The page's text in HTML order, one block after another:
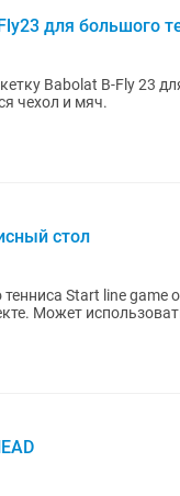
для большого
23 для девочек: - Длина: 23 дюйма -
чехол и мяч.
стол
line game outdoor, Россия В
Может